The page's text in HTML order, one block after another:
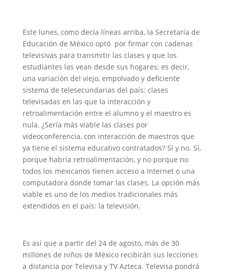
Este lunes, como decía líneas arriba, la Secretaría de
Educación de México optó por firmar con cadenas
televisivas para transmitir las clases y que los
estudiantes las vean desde sus hogares; es decir,
una variación del viejo, empolvado y deficiente
sistema de telesecundarias del país: clases
televisadas en las que la interacción y
retroalimentación entre el alumno y el maestro es
nula. ¿Sería más viable las clases por
videoconferencia, con interacción de maestros que
ya tiene el sistema educativo contratados? Sí y no. Sí,
porque habría retroalimentación, y no porque no
todos los mexicanos tienen acceso a Internet o una
computadora donde tomar las clases. La opción más
viable es uno de los medios tradicionales más
extendidos en el país: la televisión.
Es así que a partir del 24 de agosto, más de 30
millones de niños de México recibirán sus lecciones
a distancia por Televisa y TV Azteca. Televisa pondrá